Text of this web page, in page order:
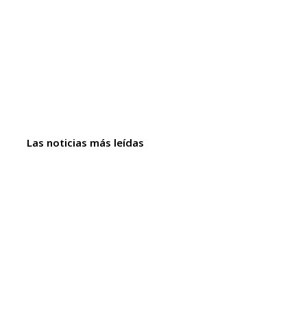
Las noticias más leídas